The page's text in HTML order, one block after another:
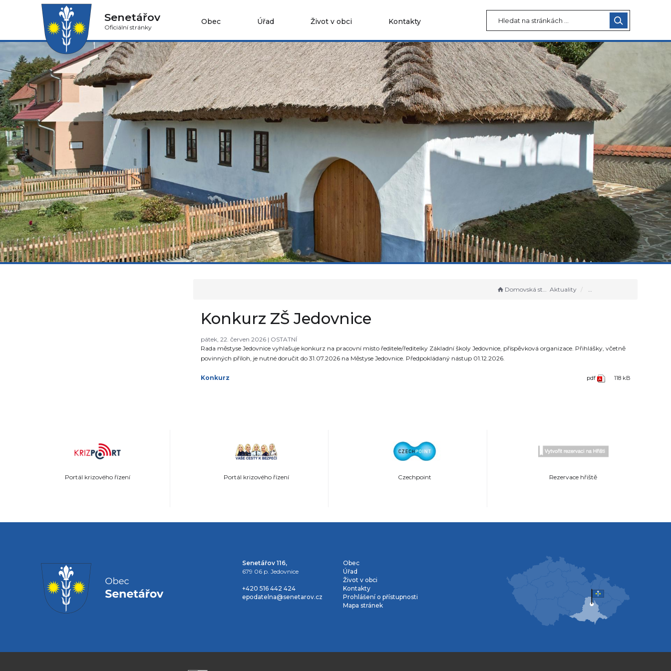
Senetářov
Oficiální stránky
Obec Úřad Život v obci Kontakty
Domovská stránka Aktuality
Konkurz ZŠ Jedovnice
pátek, 22. červen 2026 | OSTATNÍ
Rada městyse Jedovnice vyhlašuje konkurz na pracovní místo ředitele/ředitelky Základní školy Jedovnice, příspěvková organizace. Přihlášky, včetně
povinných příloh, je nutné doručit do 31.07.2026 na Městyse Jedovnice. Předpokládaný nástup 01.12.2026.
Konkurz pdf 118 kB
Portál krizového řízení Portál krizového řízení Czechpoint Rezervace hřiště
Senetářov 116,
679 06 p. Jedovnice
+420 516 442 424
epodatelna@senetarov.cz
Obec
Úřad
Život v obci
Kontakty
Prohlášení o přístupnosti
Mapa stránek